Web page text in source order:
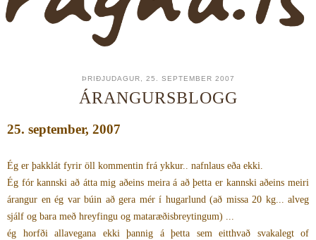
ÞRIÐJUDAGUR, 25. SEPTEMBER 2007
ÁRANGURSBLOGG
25. september, 2007
Ég er þakklát fyrir öll kommentin frá ykkur.. nafnlaus eða ekki.
Ég fór kannski að átta mig aðeins meira á að þetta er kannski aðeins meiri
árangur en ég var búin að gera mér í hugarlund (að missa 20 kg... alveg
sjálf og bara með hreyfingu og mataræðisbreytingum) ...
ég horfði allavegana ekki þannig á þetta sem eitthvað svakalegt of